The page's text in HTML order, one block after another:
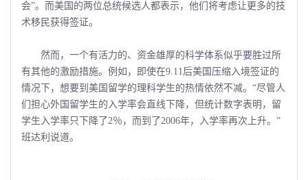
会”。而美国的两位总统候选人都表示，他们将考虑让更多的技
术移民获得签证。
然而，一个有活力的、资金雄厚的科学体系似乎要胜过所
有其他的激励措施。例如，即使在9.11后美国压缩入境签证的
情况下，想要到美国留学的理科学生的热情依然不减。“尽管人
们担心外国留学生的入学率会直线下降，但统计数字表明，留
学生入学率只下降了2％，而到了2006年，入学率再次上升。”
班达利说道。